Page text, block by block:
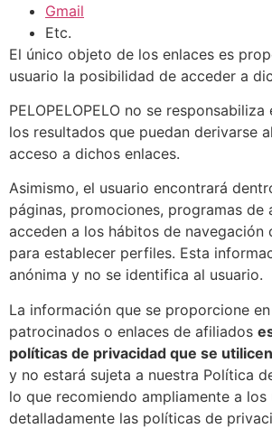
Gmail
Etc.
El único objeto de los enlaces es
usuario la posibilidad de acceder a
PELOPELOPELO no se
los resultados que puedan derivarse
acceso a dichos enlaces.
Asimismo, el usuario encontrará
páginas, promociones, programas de
acceden a los hábitos de navegación
para establecer perfiles. Esta
anónima y no se identifica al usuario.
La información que se proporcione
patrocinados o enlaces de afiliados
políticas de privacidad que se
y no estará sujeta a nuestra Política
lo que recomiendo ampliamente a los
detalladamente las políticas de